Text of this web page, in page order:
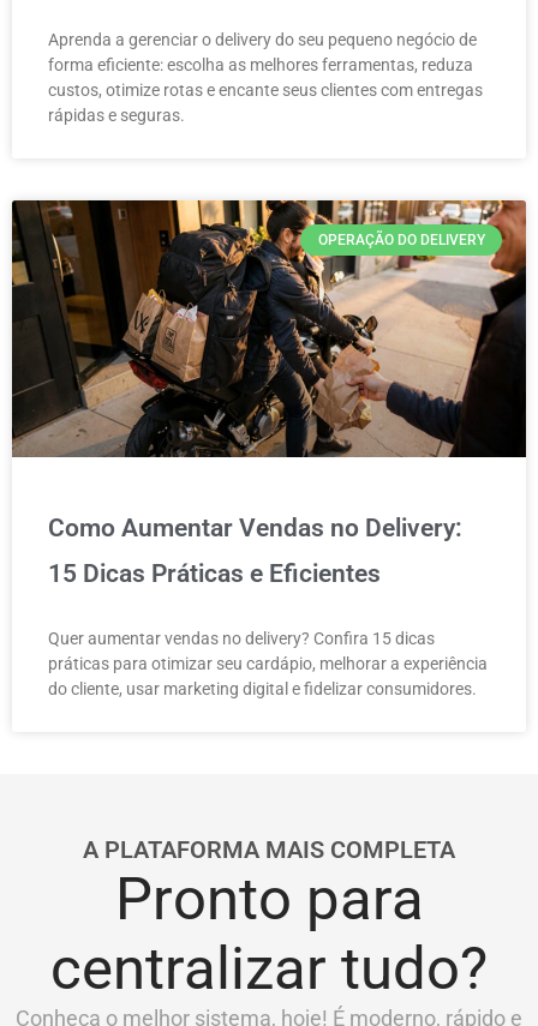
Aprenda a gerenciar o delivery do seu pequeno negócio de
forma eficiente: escolha as melhores ferramentas, reduza
custos, otimize rotas e encante seus clientes com entregas
rápidas e seguras.
OPERAÇÃO DO DELIVERY
Como Aumentar Vendas no Delivery:
15 Dicas Práticas e Eficientes
Quer aumentar vendas no delivery? Confira 15 dicas
práticas para otimizar seu cardápio, melhorar a experiência
do cliente, usar marketing digital e fidelizar consumidores.
A PLATAFORMA MAIS COMPLETA
Pronto para
centralizar tudo?
Conheça o melhor sistema, hoje! É moderno, rápido e